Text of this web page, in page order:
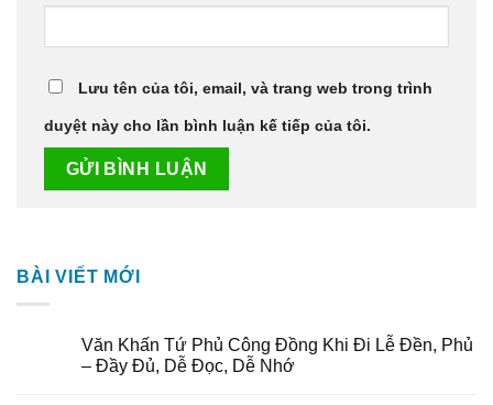
Lưu tên của tôi, email, và trang web trong trình
duyệt này cho lần bình luận kế tiếp của tôi.
BÀI VIẾT MỚI
Văn Khấn Tứ Phủ Công Đồng Khi Đi Lễ Đền, Phủ
– Đầy Đủ, Dễ Đọc, Dễ Nhớ